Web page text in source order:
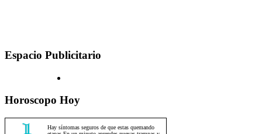
Espacio Publicitario
Horoscopo Hoy